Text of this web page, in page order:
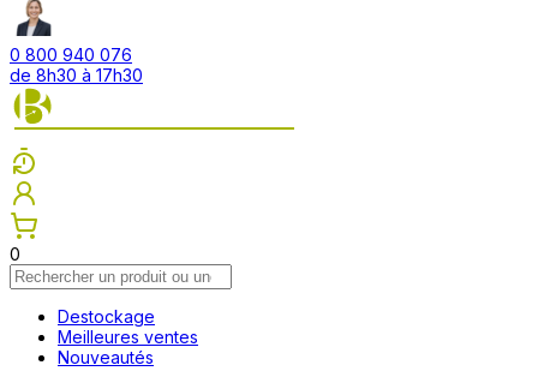
0 800 940 076
de 8h30 à 17h30
0
Destockage
Meilleures ventes
Nouveautés